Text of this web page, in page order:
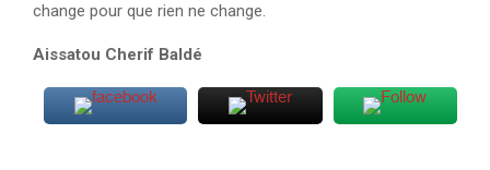
change pour que rien ne change.
Aissatou Cherif Baldé